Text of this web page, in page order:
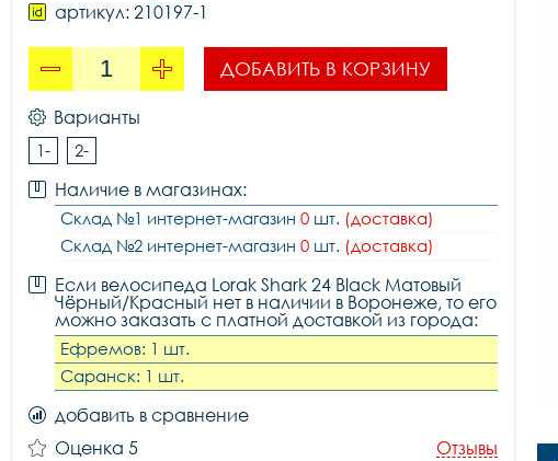
артикул: 210197-1
ДОБАВИТЬ В КОРЗИНУ
Варианты
1- 2-
Наличие в магазинах:
Склад №1 интернет-магазин 0 шт. (доставка)
Склад №2 интернет-магазин 0 шт. (доставка)
Если велосипеда Lorak Shark 24 Black Матовый
Чёрный/Красный нет в наличии в Воронеже, то его
можно заказать с платной доставкой из города:
Ефремов: 1 шт.
Саранск: 1 шт.
добавить в сравнение
Оценка 5
Отзывы